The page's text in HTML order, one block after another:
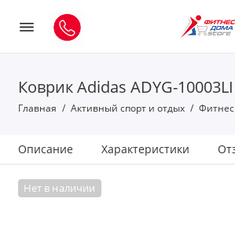
Коврик Adidas ADYG-
Главная Активный спорт и отдых Фитнес
Описание Характеристики
Нет в наличии